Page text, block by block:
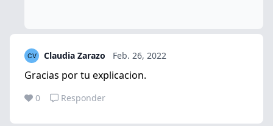
Claudia Zarazo Feb. 26, 2022
Gracias por tu explicacion.
0 Responder